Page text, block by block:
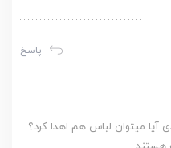
پاسخ
آیا میتوان لباس هم اهدا کرد؟